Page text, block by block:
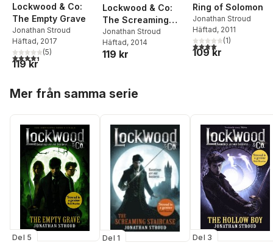
Lockwood & Co:
The Empty Grave
Jonathan Stroud
Häftad, 2017
4,4utav 5 stjärnor. Totalt antal röster:
(5)
119 kr
Lockwood & Co:
The Screaming
Staircase
Jonathan Stroud
Häftad, 2014
119 kr
Ring of Solomon
Jonathan Stroud
Häftad, 2011
4,0utav 5 stjärnor.
(1)
109 kr
Mer från samma serie
Del 5 Del 1 Del 3